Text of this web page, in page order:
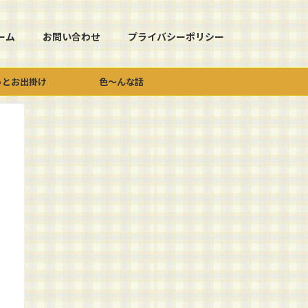
ム お問い合わせ プライバシーポリシー
お出掛け 色～んな話